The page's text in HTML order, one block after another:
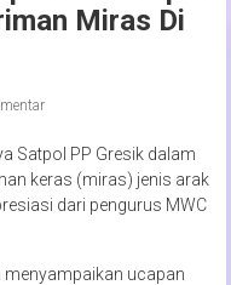
Miras Di
Satpol PP Gresik dalam
keras (miras) jenis arak
dari pengurus MWC
menyampaikan ucapan